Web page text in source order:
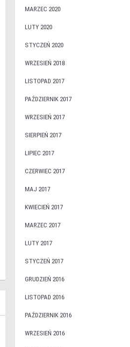
MARZEC 2020
LUTY 2020
STYCZEŃ 2020
WRZESIEŃ 2018
LISTOPAD 2017
PAŹDZIERNIK 2017
WRZESIEŃ 2017
SIERPIEŃ 2017
LIPIEC 2017
CZERWIEC 2017
MAJ 2017
KWIECIEŃ 2017
MARZEC 2017
LUTY 2017
STYCZEŃ 2017
GRUDZIEŃ 2016
LISTOPAD 2016
PAŹDZIERNIK 2016
WRZESIEŃ 2016